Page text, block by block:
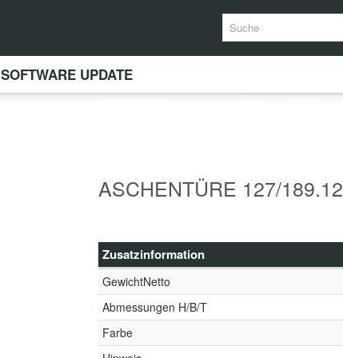
SOFTWARE UPDATE
ASCHENTÜRE 127/189.12
Zusatzinformation
GewichtNetto
Abmessungen H/B/T
Farbe